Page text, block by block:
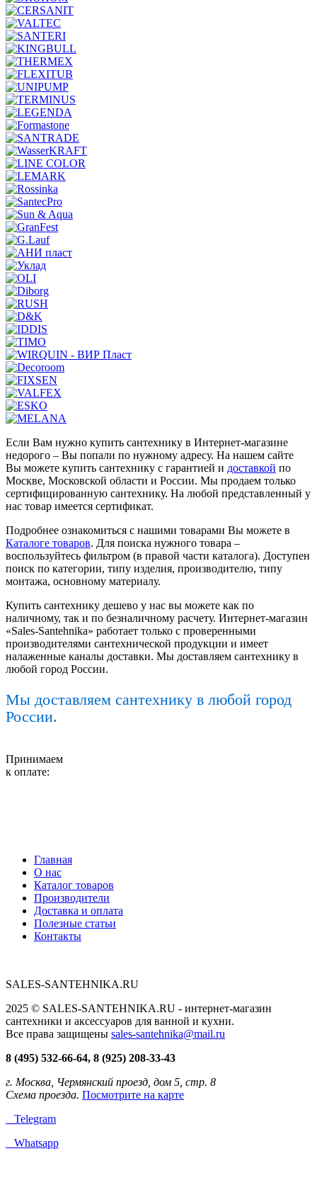
Если Вам нужно купить сантехнику в Интернет-магазине
недорого – Вы попали по нужному адресу. На нашем сайте
Вы можете купить сантехнику с гарантией и доставкой по
Москве, Московской области и России. Мы продаем только
сертифицированную сантехнику. На любой представленный у
нас товар имеется сертификат.
Подробнее ознакомиться с нашими товарами Вы можете в
Каталоге товаров. Для поиска нужного товара –
воспользуйтесь фильтром (в правой части каталога). Доступен
поиск по категории, типу изделия, производителю, типу
монтажа, основному материалу.
Купить сантехнику дешево у нас вы можете как по
наличному, так и по безналичному расчету. Интернет-магазин
«Sales-Santehnika» работает только с проверенными
производителями сантехнической продукции и имеет
налаженные каналы доставки. Мы доставляем сантехнику в
любой город России.
Мы доставляем сантехнику в любой город
России.
Принимаем
к оплате:
Главная
О нас
Каталог товаров
Производители
Доставка и оплата
Полезные статьи
Контакты
SALES-SANTEHNIKA.RU
2025 © SALES-SANTEHNIKA.RU - интернет-магазин
сантехники и аксессуаров для ванной и кухни.
Все права защищены sales-santehnika@mail.ru
8 (495) 532-66-64, 8 (925) 208-33-43
г. Москва, Чермянский проезд, дом 5, стр. 8
Схема проезда. Посмотрите на карте
Telegram
Whatsapp